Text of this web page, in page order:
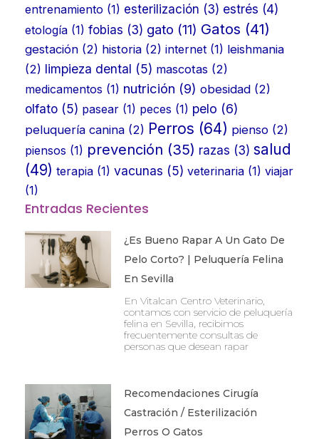
entrenamiento (1) esterilización (3) estrés (4)
etología (1) fobias (3) gato (11) Gatos (41)
gestación (2) historia (2) internet (1) leishmania
(2) limpieza dental (5) mascotas (2)
medicamentos (1) nutrición (9) obesidad (2)
olfato (5) pasear (1) peces (1) pelo (6)
peluquería canina (2) Perros (64) pienso (2)
piensos (1) prevención (35) razas (3) salud
(49) terapia (1) vacunas (5) veterinaria (1) viajar
(1)
Entradas Recientes
¿Es Bueno Rapar A Un Gato De
Pelo Corto? | Peluquería Felina
En Sevilla
En Vitalcan Centro Veterinario,
contamos con servicio de peluquería
felina en Sevilla, recibimos
frecuentemente consultas de
personas que desean rapar
Recomendaciones Cirugía
Castración / Esterilización
Perros O Gatos